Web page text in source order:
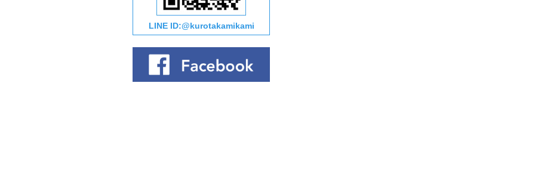
LINE ID:@kurotakamikami